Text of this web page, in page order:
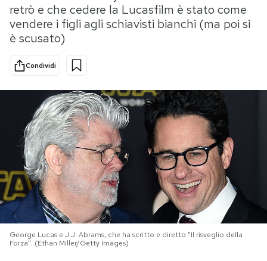
Internet
Scienza
Cultura
Economia
Ok Boomer!
Media
PODCAST
NEWSLETTER
I MIEI PREFERITI
SHOP
retrò e che cedere la Lucasfilm è stato come
vendere i figli agli schiavisti bianchi (ma poi si
è scusato)
Condividi
George Lucas e J.J. Abrams, che ha scritto e diretto "Il risveglio della
Forza". (Ethan Miller/Getty Images)